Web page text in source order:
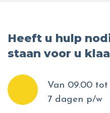
Heeft u hulp
staan voor u
Van 09.00 tot
7 dagen p/w